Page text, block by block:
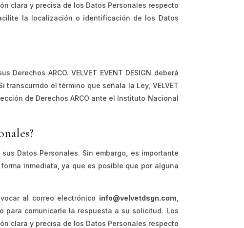
clara y precisa de los Datos Personales respecto
la localización o identificación de los Datos
ARCO. VELVET EVENT DESIGN deberá
el término que señala la Ley, VELVET
de Derechos ARCO ante el Instituto Nacional
Datos Personales. Sin embargo, es importante
inmediata, ya que es posible que por alguna
al correo electrónico info@velvetdsgn.com
para comunicarle la respuesta a su solicitud. Los
clara y precisa de los Datos Personales respecto